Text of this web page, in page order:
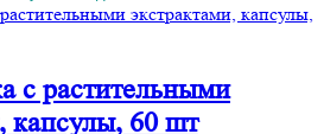
с растительными
капсулы, 60 шт